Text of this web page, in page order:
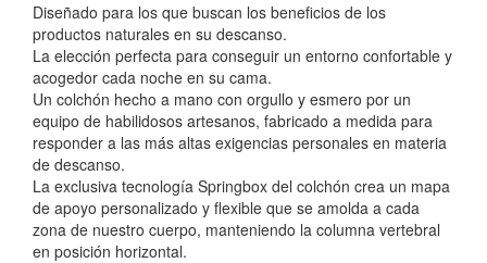
Diseñado para los que buscan los beneficios de los
productos naturales en su descanso.
La elección perfecta para conseguir un entorno confortable y
acogedor cada noche en su cama.
Un colchón hecho a mano con orgullo y esmero por un
equipo de habilidosos artesanos, fabricado a medida para
responder a las más altas exigencias personales en materia
de descanso.
La exclusiva tecnología Springbox del colchón crea un mapa
de apoyo personalizado y flexible que se amolda a cada
zona de nuestro cuerpo, manteniendo la columna vertebral
en posición horizontal.